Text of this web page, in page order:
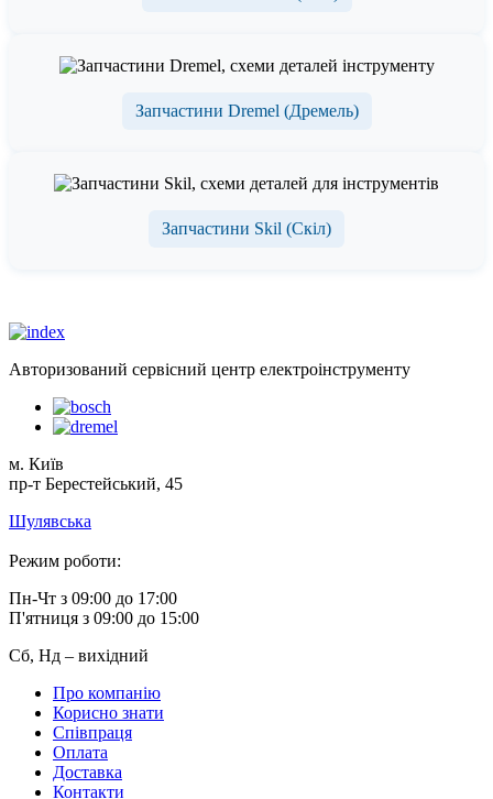
Запчастини Dremel (Дремель)
Запчастини Skil (Скіл)
Авторизований сервісний центр електроінструменту
м. Київ
пр-т Берестейський, 45
Шулявська
Режим роботи:
Пн-Чт з 09:00 до 17:00
П'ятниця з 09:00 до 15:00
Сб, Нд – вихідний
Про компанію
Корисно знати
Співпраця
Оплата
Доставка
Контакти